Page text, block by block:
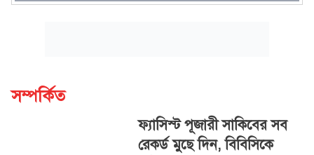
সম্পর্কিত
ফ্যাসিস্ট পূজারী সাকিবের সব
রেকর্ড মুছে দিন, বিবিসিকে